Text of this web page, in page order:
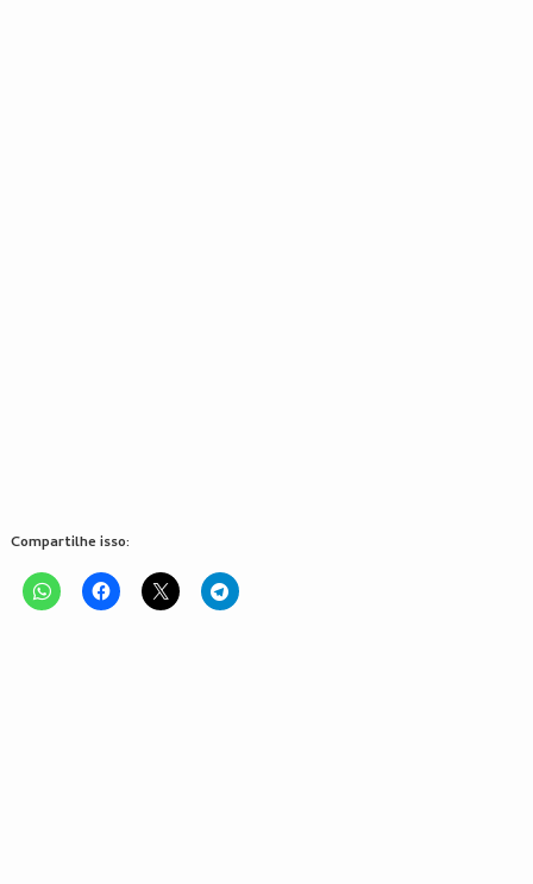
Compartilhe isso: